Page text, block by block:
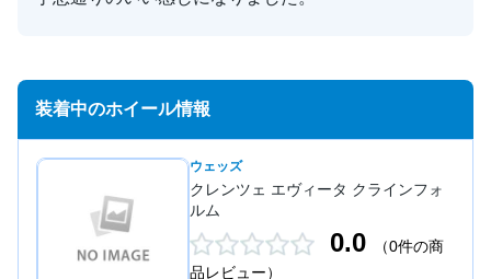
装着中のホイール情報
ウェッズ
クレンツェ エヴィータ クラインフォ
ルム
0.0
（0件の商
品レビュー）